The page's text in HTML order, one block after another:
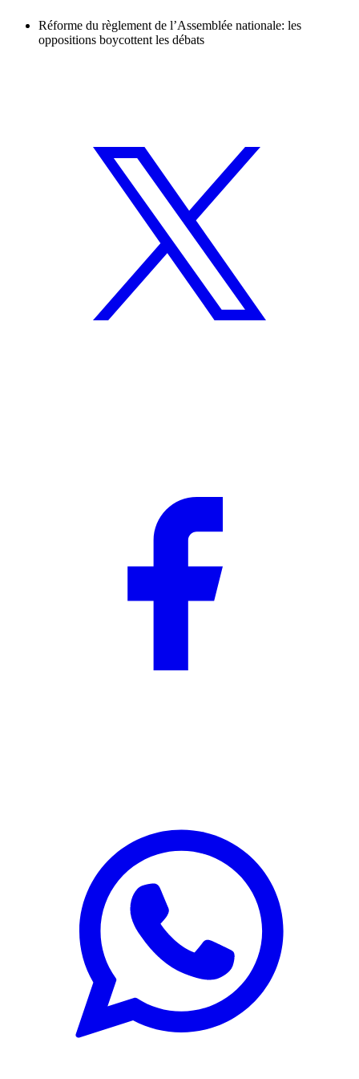
Réforme du règlement de l’Assemblée nationale: les
oppositions boycottent les débats